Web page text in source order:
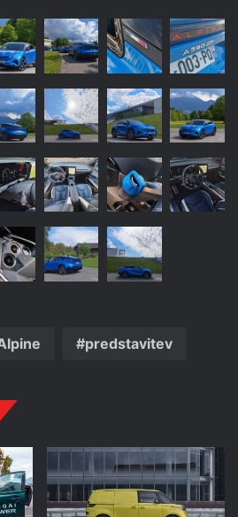
predstavitev